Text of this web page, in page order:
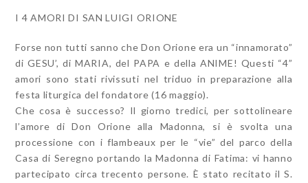
I 4 AMORI DI SAN LUIGI ORIONE
Forse non tutti sanno che Don Orione era un “innamorato”
di GESU’, di MARIA, del PAPA e della ANIME! Questi “4”
amori sono stati rivissuti nel triduo in preparazione alla
festa liturgica del fondatore (16 maggio).
Che cosa è successo? Il giorno tredici, per sottolineare
l’amore di Don Orione alla Madonna, si è svolta una
processione con i flambeaux per le “vie” del parco della
Casa di Seregno portando la Madonna di Fatima: vi hanno
partecipato circa trecento persone. È stato recitato il S.